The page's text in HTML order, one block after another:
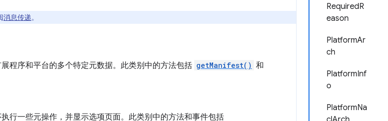
RequiredR
eason
PlatformAr
ch
PlatformInf
o
PlatformNa
消息传递。
程序和平台的多个特定元数据。此类别中的方法包括 getManifest() 和
行一些元操作，并显示选项页面。此类别中的方法和事件包括